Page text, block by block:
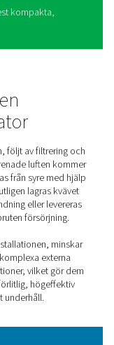
och
luften och ökar
(upp till 99,999%)
för on-demand-